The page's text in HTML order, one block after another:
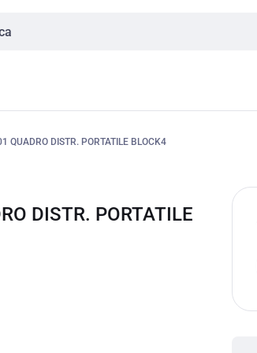
QUADRO DISTR. PORTATILE BLOCK4
DISTR. PORTATILE